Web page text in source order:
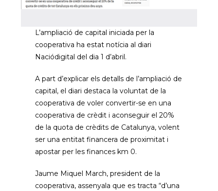
L’ampliació de capital iniciada per la
cooperativa ha estat notícia al diari
Naciódigital del dia 1 d’abril.
A part d’explicar els detalls de l’ampliació de
capital, el diari destaca la voluntat de la
cooperativa de voler convertir-se en una
cooperativa de crèdit i aconseguir el 20%
de la quota de crèdits de Catalunya, volent
ser una entitat financera de proximitat i
apostar per les finances km 0.
Jaume Miquel March, president de la
cooperativa, assenyala que es tracta “d’una